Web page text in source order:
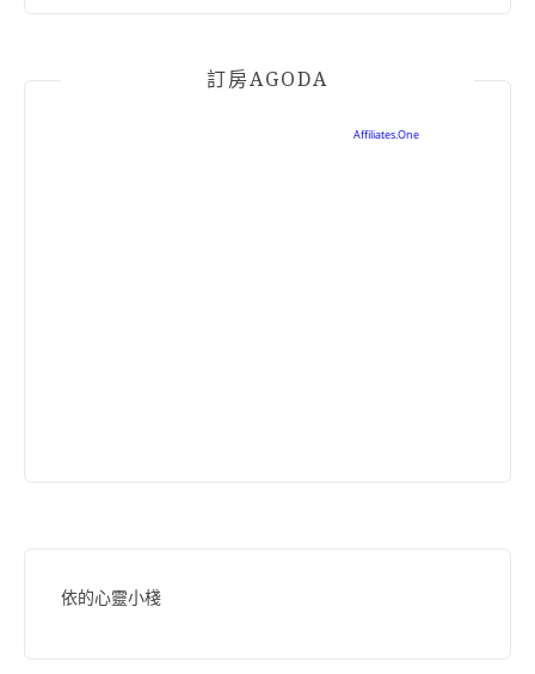
訂房AGODA
依的心靈小棧